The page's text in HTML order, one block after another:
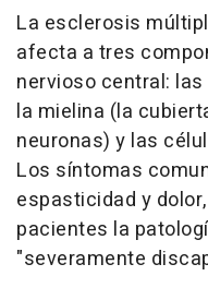
La esclerosis
afecta a tres
nervioso central:
la mielina (la
neuronas) y las
Los síntomas
espasticidad y
pacientes la
"severamente